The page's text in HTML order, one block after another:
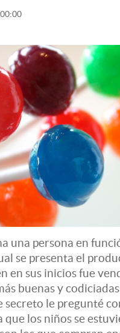
una persona en
se presenta el
en sus inicios fue
buenas y
secreto le pregunté
los niños se